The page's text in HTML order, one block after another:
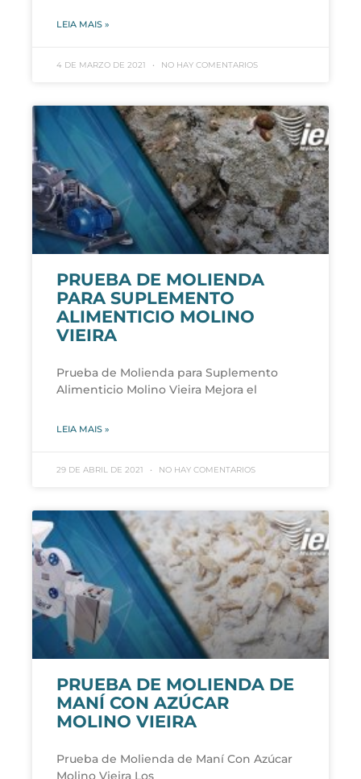
LEIA MAIS »
4 DE MARZO DE 2021 NO HAY COMENTARIOS
PRUEBA DE MOLIENDA
PARA SUPLEMENTO
ALIMENTICIO MOLINO
VIEIRA
Prueba de Molienda para Suplemento
Alimenticio Molino Vieira Mejora el
LEIA MAIS »
29 DE ABRIL DE 2021 NO HAY COMENTARIOS
PRUEBA DE MOLIENDA DE
MANÍ CON AZÚCAR
MOLINO VIEIRA
Prueba de Molienda de Maní Con Azúcar
Molino Vieira Los